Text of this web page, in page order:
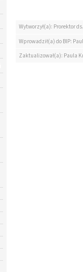
Wytworzył(a): Prorektor
Wprowadził(a) do BIP:
Zaktualizował(a): Paula